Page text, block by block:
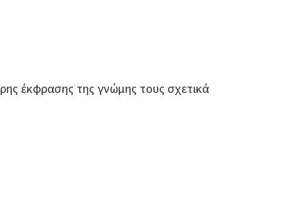
έκφρασης της γνώμης τους σχετικά